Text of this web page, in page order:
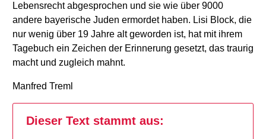
Lebensrecht abgesprochen und sie wie über 9000
andere bayerische Juden ermordet haben. Lisi Block, die
nur wenig über 19 Jahre alt geworden ist, hat mit ihrem
Tagebuch ein Zeichen der Erinnerung gesetzt, das traurig
macht und zugleich mahnt.
Manfred Treml
Dieser Text stammt aus: